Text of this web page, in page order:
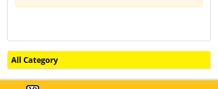
All Category